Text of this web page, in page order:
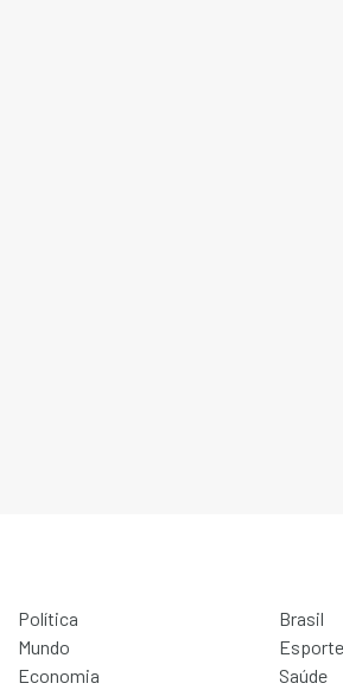
Política
Brasil
Mundo
Esporte
Economia
Saúde